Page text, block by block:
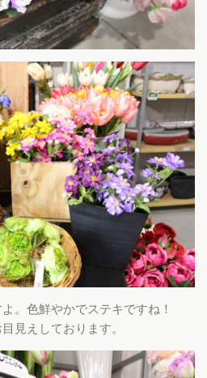
。色鮮やかでステキですね！
見えしております。